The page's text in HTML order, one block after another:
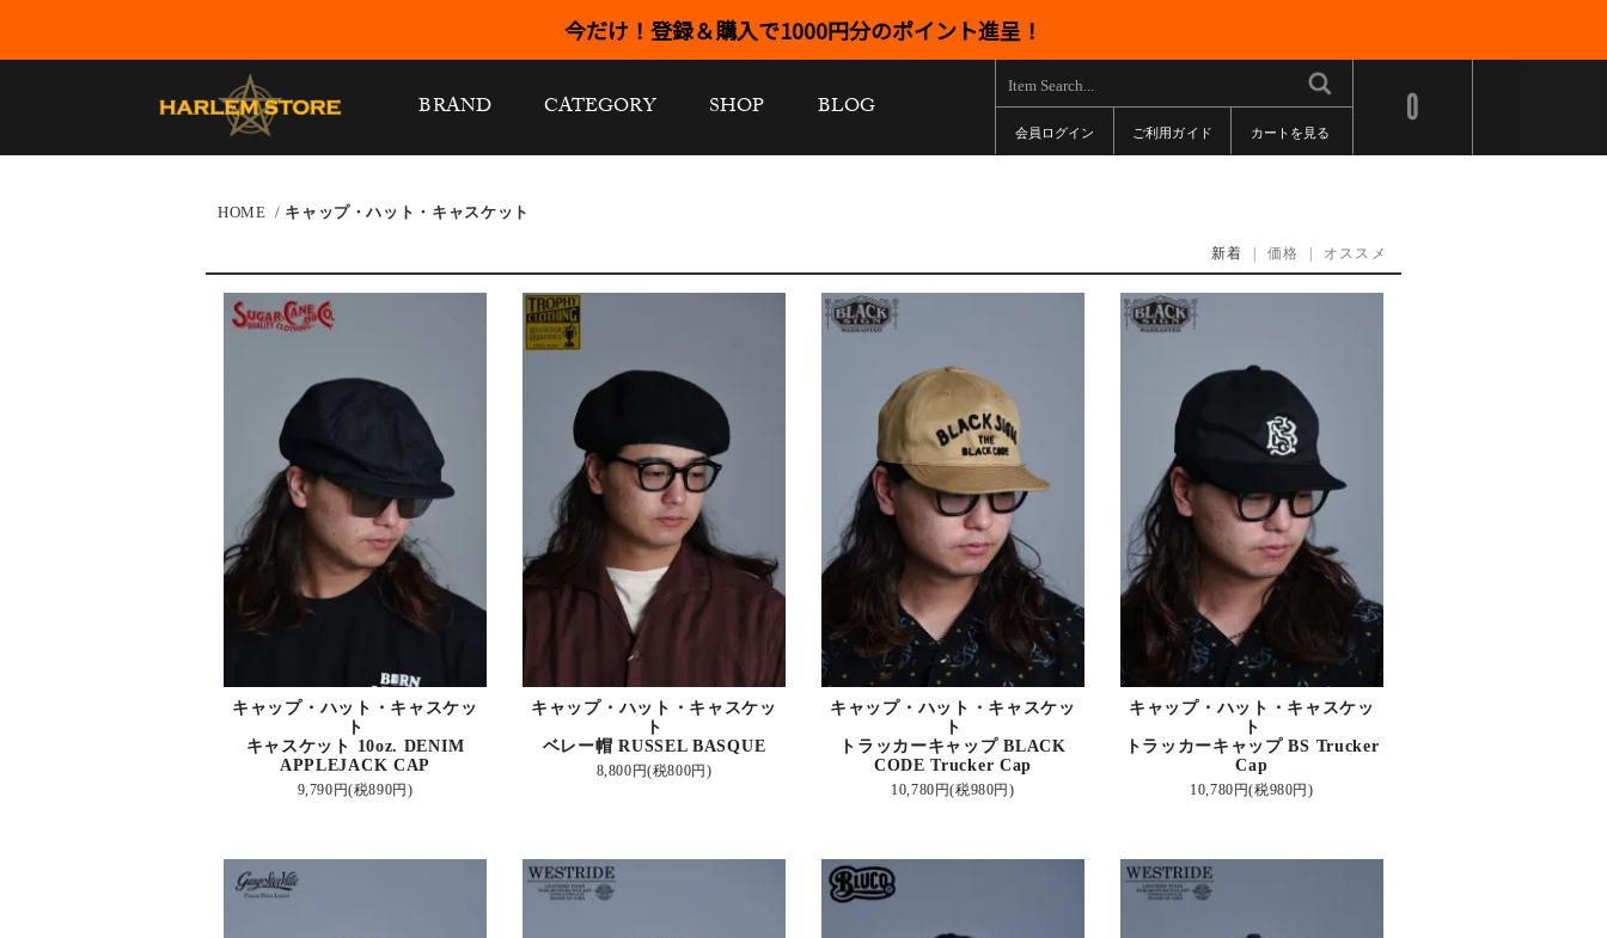
今だけ！登録＆購入で1000円分のポイント進呈！
BRAND CATEGORY SHOP BLOG 0
会員ログイン ご利用ガイド カートを見る
HOME / キャップ・ハット・キャスケット
新着 価格 オススメ
キャップ・ハット・キャスケッ
ト
キャスケット 10oz. DENIM
APPLEJACK CAP
9,790円(税890円)
キャップ・ハット・キャスケッ
ト
ベレー帽 RUSSEL BASQUE
8,800円(税800円)
キャップ・ハット・キャスケッ
ト
トラッカーキャップ BLACK
CODE Trucker Cap
10,780円(税980円)
キャップ・ハット・キャスケッ
ト
トラッカーキャップ BS Trucker
Cap
10,780円(税980円)